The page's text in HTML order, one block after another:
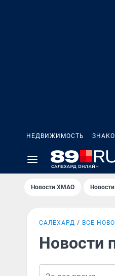
НЕДВИЖИМОСТЬ
Новости ХМАО
САЛЕХАРД ВСЕ
Новости